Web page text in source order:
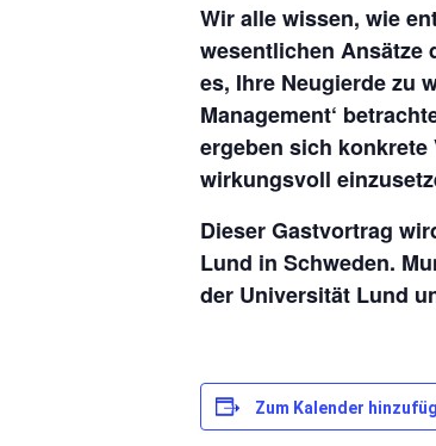
Wir alle wissen, wie
wesentlichen Ansätze
es, Ihre Neugierde zu
Management‘
ergeben sich
wirkungsvoll
Dieser Gastvortrag
Lund in Schweden.
der Universität Lund
Zum Kalender